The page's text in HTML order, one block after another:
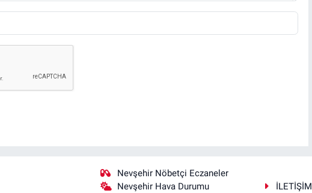
Nevşehir Nöbetçi Eczaneler
Nevşehir Hava Durumu
İLETİŞİM